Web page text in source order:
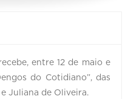
entre 12 de maio e
do Cotidiano”, das
Juliana de Oliveira.